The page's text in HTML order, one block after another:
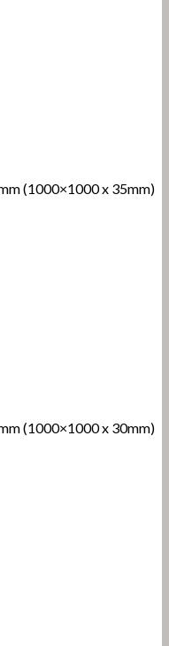
(1000×1000 x 35mm)
(1000×1000 x 30mm)